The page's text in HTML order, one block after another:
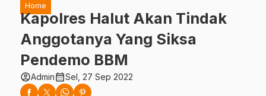
Home
Kapolres Halut Akan Tindak
Anggotanya Yang Siksa
Pendemo BBM
account_circleAdmincalendar_monthSel, 27 Sep 2022